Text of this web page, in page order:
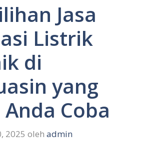
Jasa
Listrik
di
yang
Coba
2025 oleh admin